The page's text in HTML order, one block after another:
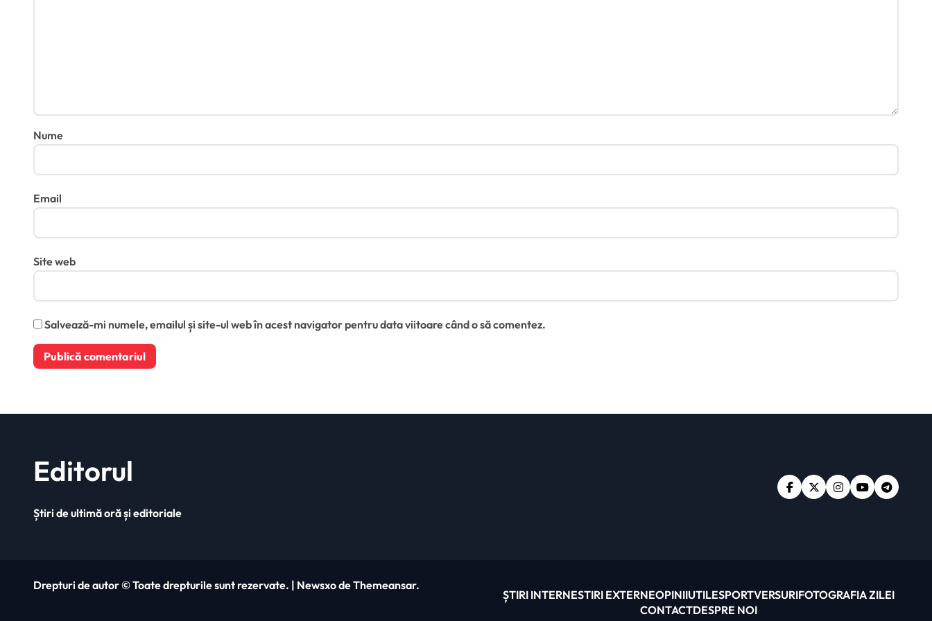
Nume
Email
Site web
Salvează-mi numele, emailul și site-ul web în acest navigator pentru data viitoare când o să comentez.
Editorul
Știri de ultimă oră și editoriale
Drepturi de autor © Toate drepturile sunt rezervate. | NewsxodeThemeansar.
ȘTIRI INTERNESTIRI EXTERNEOPINIIUTILESPORTVERSURIFOTOGRAFIA ZILEI
CONTACTDESPRE NOI